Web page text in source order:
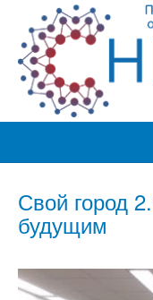
Свой город
будущим